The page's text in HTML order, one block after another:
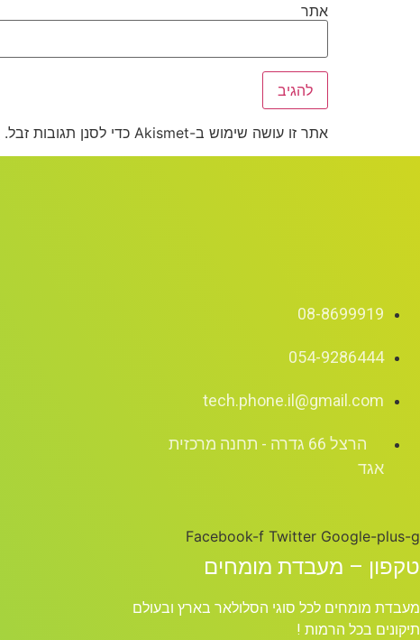
אתר
אתר זו עושה שימוש ב-Akismet כדי לסנן תגובות זבל.
08-8699919
054-9286444
tech.phone.il@gmail.com
הרצל 66 גדרה - תחנה מרכזית
אגד
Facebook-f Twitter Google-plus-g
טקפון – מעבדת מומחים
מעבדת מומחים לכל סוגי הסלולאר בארץ ובעולם
תיקונים בכל הרמות !